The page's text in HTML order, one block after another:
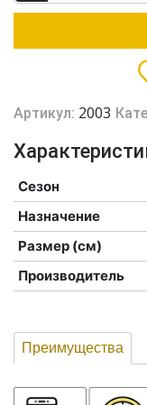
Артикул: 2003
Сезон
Назначение
Размер (см)
Производитель
Преимущества